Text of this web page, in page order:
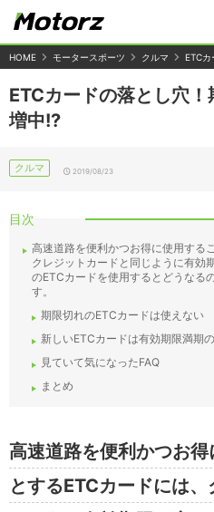
HOME モータースポーツ クルマ ETCカ
ETCカードの落とし穴
増中!?
クルマ 2019/08/23
目次
高速道路を便利かつお得に使用する
クレジットカードと同じように有効
のETCカードを使用するとどうなる
す。
期限切れのETCカードは使えない
新しいETCカードは有効期限満期
見ていて気になったFAQ
まとめ
高速道路を便利かつお
とするETCカードには